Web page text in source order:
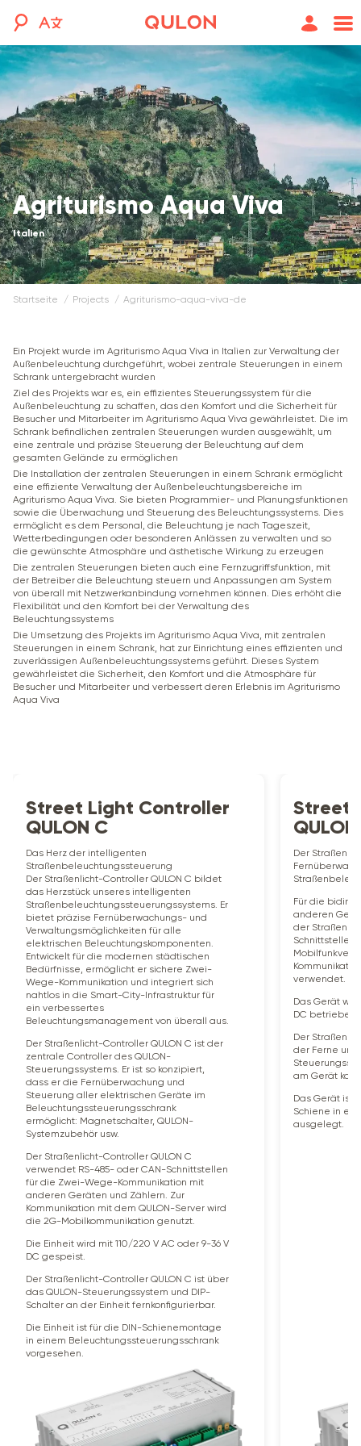
Agriturismo Aqua Viva
Italien
Startseite projects agriturismo-aqua-viva-de
Ein Projekt wurde im Agriturismo Aqua Viva in Italien zur Verwaltung der
Außenbeleuchtung durchgeführt, wobei zentrale Steuerungen in einem
Schrank untergebracht wurden
Ziel des Projekts war es, ein effizientes Steuerungssystem für die
Außenbeleuchtung zu schaffen, das den Komfort und die Sicherheit für
Besucher und Mitarbeiter im Agriturismo Aqua Viva gewährleistet. Die im
Schrank befindlichen zentralen Steuerungen wurden ausgewählt, um
eine zentrale und präzise Steuerung der Beleuchtung auf dem
gesamten Gelände zu ermöglichen
Die Installation der zentralen Steuerungen in einem Schrank ermöglicht
eine effiziente Verwaltung der Außenbeleuchtungsbereiche im
Agriturismo Aqua Viva. Sie bieten Programmier- und Planungsfunktionen
sowie die Überwachung und Steuerung des Beleuchtungssystems. Dies
ermöglicht es dem Personal, die Beleuchtung je nach Tageszeit,
Wetterbedingungen oder besonderen Anlässen zu verwalten und so
die gewünschte Atmosphäre und ästhetische Wirkung zu erzeugen
Die zentralen Steuerungen bieten auch eine Fernzugriffsfunktion, mit
der Betreiber die Beleuchtung steuern und Anpassungen am System
von überall mit Netzwerkanbindung vornehmen können. Dies erhöht die
Flexibilität und den Komfort bei der Verwaltung des
Beleuchtungssystems
Die Umsetzung des Projekts im Agriturismo Aqua Viva, mit zentralen
Steuerungen in einem Schrank, hat zur Einrichtung eines effizienten und
zuverlässigen Außenbeleuchtungssystems geführt. Dieses System
gewährleistet die Sicherheit, den Komfort und die Atmosphäre für
Besucher und Mitarbeiter und verbessert deren Erlebnis im Agriturismo
Aqua Viva
Street Light Controller
QULON C
Das Herz der intelligenten
Straßenbeleuchtungssteuerung
Der Straßenlicht-Controller QULON C bildet
das Herzstück unseres intelligenten
Straßenbeleuchtungssteuerungssystems. Er
bietet präzise Fernüberwachungs- und
Verwaltungsmöglichkeiten für alle
elektrischen Beleuchtungskomponenten.
Entwickelt für die modernen städtischen
Bedürfnisse, ermöglicht er sichere Zwei-
Wege-Kommunikation und integriert sich
nahtlos in die Smart-City-Infrastruktur für
ein verbessertes
Beleuchtungsmanagement von überall aus.
Der Straßenlicht-Controller QULON C ist der
zentrale Controller des QULON-
Steuerungssystems. Er ist so konzipiert,
dass er die Fernüberwachung und
Steuerung aller elektrischen Geräte im
Beleuchtungssteuerungsschrank
ermöglicht: Magnetschalter, QULON-
Systemzubehör usw.
Der Straßenlicht-Controller QULON C
verwendet RS-485- oder CAN-Schnittstellen
für die Zwei-Wege-Kommunikation mit
anderen Geräten und Zählern. Zur
Kommunikation mit dem QULON-Server wird
die 2G-Mobilkommunikation genutzt.
Die Einheit wird mit 110/220 V AC oder 9-36 V
DC gespeist.
Der Straßenlicht-Controller QULON C ist über
das QULON-Steuerungssystem und DIP-
Schalter an der Einheit fernkonfigurierbar.
Die Einheit ist für die DIN-Schienemontage
in einem Beleuchtungssteuerungsschrank
vorgesehen.
Street
QULON
Der
Für die
anderen
der
Schnittstellen.
verwendet.
Das Gerät
DC betrieben.
Der
der Ferne
am Gerät
Das Gerät ist
Schiene in
ausgelegt.